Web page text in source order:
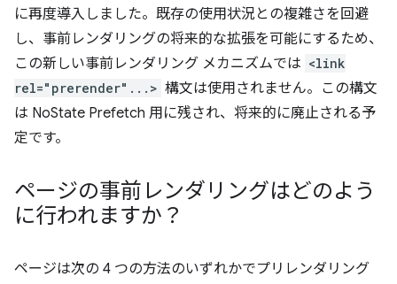
に再度導入しました。既存の使用状況との複雑さを回避
し、事前レンダリングの将来的な拡張を可能にするため、
この新しい事前レンダリング メカニズムでは <link
rel="prerender"...> 構文は使用されません。この構文
は NoState Prefetch 用に残され、将来的に廃止される予
定です。
ページの事前レンダリングはどのよう
に行われますか？
ページは次の 4 つの方法のいずれかでプリレンダリング